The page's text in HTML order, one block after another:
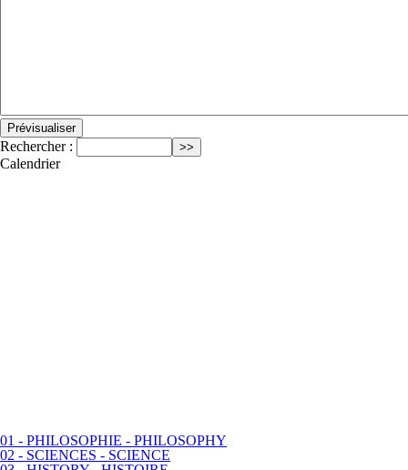
Rechercher :
Calendrier
01 - PHILOSOPHIE - PHILOSOPHY
02 - SCIENCES - SCIENCE